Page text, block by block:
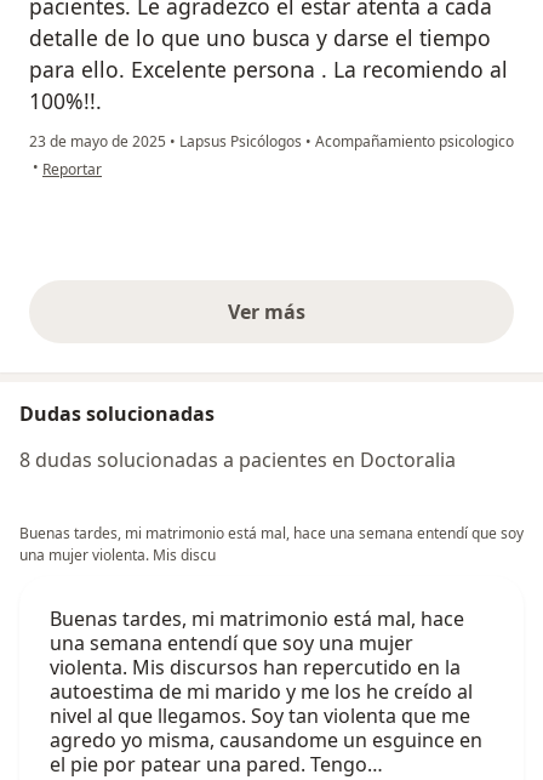
pacientes. Le agradezco el estar atenta a cada
detalle de lo que uno busca y darse el tiempo
para ello. Excelente persona . La recomiendo al
100%!!.
23 de mayo de 2025 • Lapsus Psicólogos • Acompañamiento psicologico
• en opinión del usuario David Oyarce
Reportar
Ver másopiniones anteriores
Dudas solucionadas
8 dudas solucionadas a pacientes en Doctoralia
Buenas tardes, mi matrimonio está mal, hace una semana entendí que soy
una mujer violenta. Mis discu
Buenas tardes, mi matrimonio está mal, hace
una semana entendí que soy una mujer
violenta. Mis discursos han repercutido en la
autoestima de mi marido y me los he creído al
nivel al que llegamos. Soy tan violenta que me
agredo yo misma, causandome un esguince en
el pie por patear una pared. Tengo…